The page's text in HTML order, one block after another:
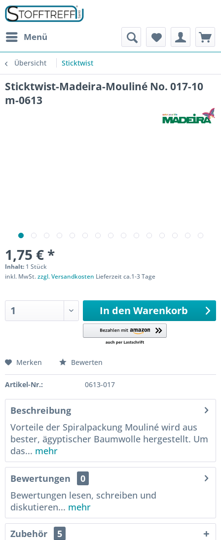
Menü
Übersicht Sticktwist
Sticktwist-Madeira-Mouliné No. 017-10
m-0613
1,75 € *
Inhalt: 1 Stück
inkl. MwSt.zzgl. Versandkosten Lieferzeit ca.1-3 Tage
In den Warenkorb
Merken Bewerten
Artikel-Nr.: 0613-017
Beschreibung
Vorteile der Spiralpackung Mouliné wird aus
bester, ägyptischer Baumwolle hergestellt. Um
das... mehr
Bewertungen
0
Bewertungen lesen, schreiben und
diskutieren... mehr
Zubehör 5